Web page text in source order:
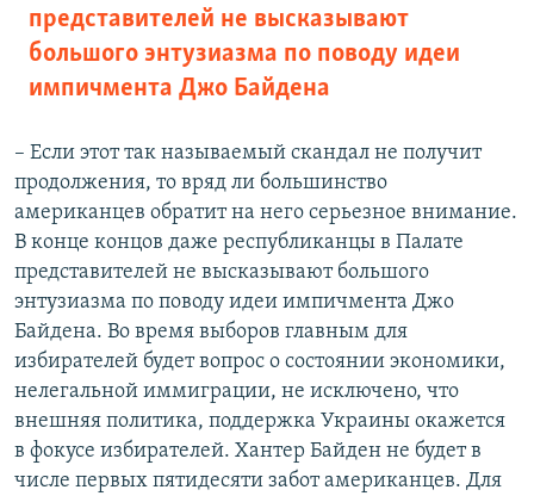
представителей не высказывают
большого энтузиазма по поводу идеи
импичмента Джо Байдена
– Если этот так называемый скандал не получит
продолжения, то вряд ли большинство
американцев обратит на него серьезное внимание.
В конце концов даже республиканцы в Палате
представителей не высказывают большого
энтузиазма по поводу идеи импичмента Джо
Байдена. Во время выборов главным для
избирателей будет вопрос о состоянии экономики,
нелегальной иммиграции, не исключено, что
внешняя политика, поддержка Украины окажется
в фокусе избирателей. Хантер Байден не будет в
числе первых пятидесяти забот американцев. Для